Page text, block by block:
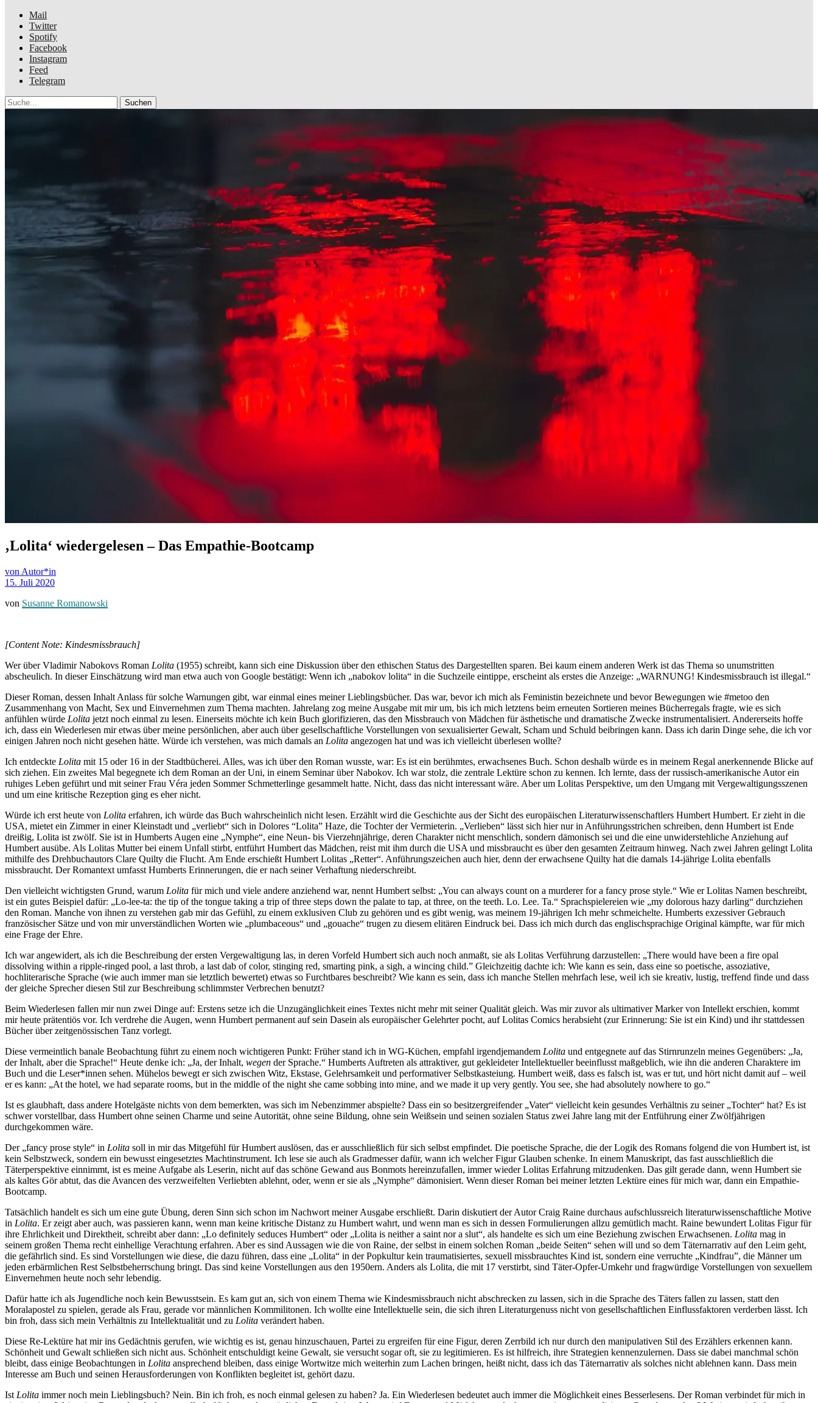
Mail
Twitter
Spotify
Facebook
Instagram
Feed
Telegram
Suche
‚Lolita‘ wiedergelesen – Das Empathie-Bootcamp
von Autor*in
15. Juli 2020
von Susanne Romanowski
[Content Note: Kindesmissbrauch]
Wer über Vladimir Nabokovs Roman Lolita (1955) schreibt, kann sich eine Diskussion über den ethischen Status des Dargestellten sparen. Bei kaum einem anderen Werk ist das Thema so unumstritten
abscheulich. In dieser Einschätzung wird man etwa auch von Google bestätigt: Wenn ich „nabokov lolita“ in die Suchzeile eintippe, erscheint als erstes die Anzeige: „WARNUNG! Kindesmissbrauch ist illegal.“
Dieser Roman, dessen Inhalt Anlass für solche Warnungen gibt, war einmal eines meiner Lieblingsbücher. Das war, bevor ich mich als Feministin bezeichnete und bevor Bewegungen wie #metoo den
Zusammenhang von Macht, Sex und Einvernehmen zum Thema machten. Jahrelang zog meine Ausgabe mit mir um, bis ich mich letztens beim erneuten Sortieren meines Bücherregals fragte, wie es sich
anfühlen würde Lolita jetzt noch einmal zu lesen. Einerseits möchte ich kein Buch glorifizieren, das den Missbrauch von Mädchen für ästhetische und dramatische Zwecke instrumentalisiert. Andererseits hoffe
ich, dass ein Wiederlesen mir etwas über meine persönlichen, aber auch über gesellschaftliche Vorstellungen von sexualisierter Gewalt, Scham und Schuld beibringen kann. Dass ich darin Dinge sehe, die ich vor
einigen Jahren noch nicht gesehen hätte. Würde ich verstehen, was mich damals an Lolita angezogen hat und was ich vielleicht überlesen wollte?
Ich entdeckte Lolita mit 15 oder 16 in der Stadtbücherei. Alles, was ich über den Roman wusste, war: Es ist ein berühmtes, erwachsenes Buch. Schon deshalb würde es in meinem Regal anerkennende Blicke auf
sich ziehen. Ein zweites Mal begegnete ich dem Roman an der Uni, in einem Seminar über Nabokov. Ich war stolz, die zentrale Lektüre schon zu kennen. Ich lernte, dass der russisch-amerikanische Autor ein
ruhiges Leben geführt und mit seiner Frau Véra jeden Sommer Schmetterlinge gesammelt hatte. Nicht, dass das nicht interessant wäre. Aber um Lolitas Perspektive, um den Umgang mit Vergewaltigungsszenen
und um eine kritische Rezeption ging es eher nicht.
Würde ich erst heute von Lolita erfahren, ich würde das Buch wahrscheinlich nicht lesen. Erzählt wird die Geschichte aus der Sicht des europäischen Literaturwissenschaftlers Humbert Humbert. Er zieht in die
USA, mietet ein Zimmer in einer Kleinstadt und „verliebt“ sich in Dolores “Lolita” Haze, die Tochter der Vermieterin. „Verlieben“ lässt sich hier nur in Anführungsstrichen schreiben, denn Humbert ist Ende
dreißig, Lolita ist zwölf. Sie ist in Humberts Augen eine „Nymphe“, eine Neun- bis Vierzehnjährige, deren Charakter nicht menschlich, sondern dämonisch sei und die eine unwiderstehliche Anziehung auf
Humbert ausübe. Als Lolitas Mutter bei einem Unfall stirbt, entführt Humbert das Mädchen, reist mit ihm durch die USA und missbraucht es über den gesamten Zeitraum hinweg. Nach zwei Jahren gelingt Lolita
mithilfe des Drehbuchautors Clare Quilty die Flucht. Am Ende erschießt Humbert Lolitas „Retter“. Anführungszeichen auch hier, denn der erwachsene Quilty hat die damals 14-jährige Lolita ebenfalls
missbraucht. Der Romantext umfasst Humberts Erinnerungen, die er nach seiner Verhaftung niederschreibt.
Den vielleicht wichtigsten Grund, warum Lolita für mich und viele andere anziehend war, nennt Humbert selbst: „You can always count on a murderer for a fancy prose style.“ Wie er Lolitas Namen beschreibt,
ist ein gutes Beispiel dafür: „Lo-lee-ta: the tip of the tongue taking a trip of three steps down the palate to tap, at three, on the teeth. Lo. Lee. Ta.“ Sprachspielereien wie „my dolorous hazy darling“ durchziehen
den Roman. Manche von ihnen zu verstehen gab mir das Gefühl, zu einem exklusiven Club zu gehören und es gibt wenig, was meinem 19-jährigen Ich mehr schmeichelte. Humberts exzessiver Gebrauch
französischer Sätze und von mir unverständlichen Worten wie „plumbaceous“ und „gouache“ trugen zu diesem elitären Eindruck bei. Dass ich mich durch das englischsprachige Original kämpfte, war für mich
eine Frage der Ehre.
Ich war angewidert, als ich die Beschreibung der ersten Vergewaltigung las, in deren Vorfeld Humbert sich auch noch anmaßt, sie als Lolitas Verführung darzustellen: „There would have been a fire opal
dissolving within a ripple-ringed pool, a last throb, a last dab of color, stinging red, smarting pink, a sigh, a wincing child.” Gleichzeitig dachte ich: Wie kann es sein, dass eine so poetische, assoziative,
hochliterarische Sprache (wie auch immer man sie letztlich bewertet) etwas so Furchtbares beschreibt? Wie kann es sein, dass ich manche Stellen mehrfach lese, weil ich sie kreativ, lustig, treffend finde und dass
der gleiche Sprecher diesen Stil zur Beschreibung schlimmster Verbrechen benutzt?
Beim Wiederlesen fallen mir nun zwei Dinge auf: Erstens setze ich die Unzugänglichkeit eines Textes nicht mehr mit seiner Qualität gleich. Was mir zuvor als ultimativer Marker von Intellekt erschien, kommt
mir heute prätentiös vor. Ich verdrehe die Augen, wenn Humbert permanent auf sein Dasein als europäischer Gelehrter pocht, auf Lolitas Comics herabsieht (zur Erinnerung: Sie ist ein Kind) und ihr stattdessen
Bücher über zeitgenössischen Tanz vorlegt.
Diese vermeintlich banale Beobachtung führt zu einem noch wichtigeren Punkt: Früher stand ich in WG-Küchen, empfahl irgendjemandem Lolita und entgegnete auf das Stirnrunzeln meines Gegenübers: „Ja,
der Inhalt, aber die Sprache!“ Heute denke ich: „Ja, der Inhalt, wegen der Sprache.“ Humberts Auftreten als attraktiver, gut gekleideter Intellektueller beeinflusst maßgeblich, wie ihn die anderen Charaktere im
Buch und die Leser*innen sehen. Mühelos bewegt er sich zwischen Witz, Ekstase, Gelehrsamkeit und performativer Selbstkasteiung. Humbert weiß, dass es falsch ist, was er tut, und hört nicht damit auf – weil
er es kann: „At the hotel, we had separate rooms, but in the middle of the night she came sobbing into mine, and we made it up very gently. You see, she had absolutely nowhere to go.“
Ist es glaubhaft, dass andere Hotelgäste nichts von dem bemerkten, was sich im Nebenzimmer abspielte? Dass ein so besitzergreifender „Vater“ vielleicht kein gesundes Verhältnis zu seiner „Tochter“ hat? Es ist
schwer vorstellbar, dass Humbert ohne seinen Charme und seine Autorität, ohne seine Bildung, ohne sein Weißsein und seinen sozialen Status zwei Jahre lang mit der Entführung einer Zwölfjährigen
durchgekommen wäre.
Der „fancy prose style“ in Lolita soll in mir das Mitgefühl für Humbert auslösen, das er ausschließlich für sich selbst empfindet. Die poetische Sprache, die der Logik des Romans folgend die von Humbert ist, ist
kein Selbstzweck, sondern ein bewusst eingesetztes Machtinstrument. Ich lese sie auch als Gradmesser dafür, wann ich welcher Figur Glauben schenke. In einem Manuskript, das fast ausschließlich die
Täterperspektive einnimmt, ist es meine Aufgabe als Leserin, nicht auf das schöne Gewand aus Bonmots hereinzufallen, immer wieder Lolitas Erfahrung mitzudenken. Das gilt gerade dann, wenn Humbert sie
als kaltes Gör abtut, das die Avancen des verzweifelten Verliebten ablehnt, oder, wenn er sie als „Nymphe“ dämonisiert. Wenn dieser Roman bei meiner letzten Lektüre eines für mich war, dann ein Empathie-
Bootcamp.
Tatsächlich handelt es sich um eine gute Übung, deren Sinn sich schon im Nachwort meiner Ausgabe erschließt. Darin diskutiert der Autor Craig Raine durchaus aufschlussreich literaturwissenschaftliche Motive
in Lolita. Er zeigt aber auch, was passieren kann, wenn man keine kritische Distanz zu Humbert wahrt, und wenn man es sich in dessen Formulierungen allzu gemütlich macht. Raine bewundert Lolitas Figur für
ihre Ehrlichkeit und Direktheit, schreibt aber dann: „Lo definitely seduces Humbert“ oder „Lolita is neither a saint nor a slut“, als handelte es sich um eine Beziehung zwischen Erwachsenen. Lolita mag in
seinem großen Thema recht einhellige Verachtung erfahren. Aber es sind Aussagen wie die von Raine, der selbst in einem solchen Roman „beide Seiten“ sehen will und so dem Täternarrativ auf den Leim geht,
die gefährlich sind. Es sind Vorstellungen wie diese, die dazu führen, dass eine „Lolita“ in der Popkultur kein traumatisiertes, sexuell missbrauchtes Kind ist, sondern eine verruchte „Kindfrau”, die Männer um
jeden erbärmlichen Rest Selbstbeherrschung bringt. Das sind keine Vorstellungen aus den 1950ern. Anders als Lolita, die mit 17 verstirbt, sind Täter-Opfer-Umkehr und fragwürdige Vorstellungen von sexuellem
Einvernehmen heute noch sehr lebendig.
Dafür hatte ich als Jugendliche noch kein Bewusstsein. Es kam gut an, sich von einem Thema wie Kindesmissbrauch nicht abschrecken zu lassen, sich in die Sprache des Täters fallen zu lassen, statt den
Moralapostel zu spielen, gerade als Frau, gerade vor männlichen Kommilitonen. Ich wollte eine Intellektuelle sein, die sich ihren Literaturgenuss nicht von gesellschaftlichen Einflussfaktoren verderben lässt. Ich
bin froh, dass sich mein Verhältnis zu Intellektualität und zu Lolita verändert haben.
Diese Re-Lektüre hat mir ins Gedächtnis gerufen, wie wichtig es ist, genau hinzuschauen, Partei zu ergreifen für eine Figur, deren Zerrbild ich nur durch den manipulativen Stil des Erzählers erkennen kann.
Schönheit und Gewalt schließen sich nicht aus. Schönheit entschuldigt keine Gewalt, sie versucht sogar oft, sie zu legitimieren. Es ist hilfreich, ihre Strategien kennenzulernen. Dass sie dabei manchmal schön
bleibt, dass einige Beobachtungen in Lolita ansprechend bleiben, dass einige Wortwitze mich weiterhin zum Lachen bringen, heißt nicht, dass ich das Täternarrativ als solches nicht ablehnen kann. Dass mein
Interesse am Buch und seinen Herausforderungen von Konflikten begleitet ist, gehört dazu.
Ist Lolita immer noch mein Lieblingsbuch? Nein. Bin ich froh, es noch einmal gelesen zu haben? Ja. Ein Wiederlesen bedeutet auch immer die Möglichkeit eines Besserlesens. Der Roman verbindet für mich in